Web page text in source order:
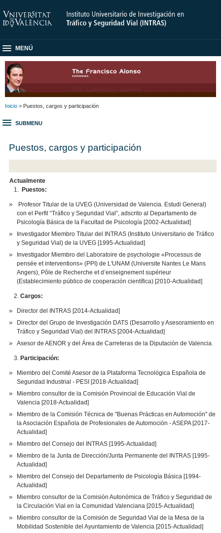
MENÚ
Inicio > Puestos, cargos y participación
SUBMENU
Puestos, cargos y participación
Actualmente
Puestos:
Profesor Titular de la UVEG (Universidad de Valencia. Estudi General)
con el Perfil “Tráfico y Seguridad Vial”, adscrito al Departamento de
Psicología Básica de la Facultad de Psicología [2002-Actualidad]
Investigador Miembro Titular del INTRAS (Instituto Universitario de Tráfico
y Seguridad Vial) de la UVEG [1995-Actualidad]
Investigador Miembro del Laboratoire de psychologie «Processus de
pensée et interventions» (PPI) de L'UNAM (Universite Nantes Le Mans
Angers), Pôle de Recherche et d’enseignement supérieur
(Establecimiento público de cooperación científica) [2010-Actualidad]
Cargos:
Director del INTRAS [2014-Actualidad]
Director del Grupo de Investigación DATS (Desarrollo y Asesoramiento en
Tráfico y Seguridad Vial) del INTRAS [2004-Actualidad]
Asesor de AENOR y del Área de Carreteras de la Diputación de Valencia.
Participación:
Miembro del Comité Asesor de la Plataforma Tecnológica Española de
Seguridad Industrial - PESI [2018-Actualidad]
Miembro consultor de la Comisión Provincial de Educación Vial de
Valencia [2018-Actualidad]
Miembro de la Comisión Técnica de "Buenas Prácticas en Automoción" de
la Asociación Española de Profesionales de Automoción - ASEPA [2017-
Actualidad]
Miembro del Consejo del INTRAS [1995-Actualidad]
Miembro de la Junta de Dirección/Junta Permanente del INTRAS [1995-
Actualidad]
Miembro del Consejo del Departamento de Psicología Básica [1994-
Actualidad]
Miembro consultor de la Comisión Autonómica de Tráfico y Seguridad de
la Circulación Vial en la Comunidad Valenciana [2015-Actualidad]
Miembro consultor de la Comisión de Seguridad Vial de la Mesa de la
Mobilidad Sostenible del Ayuntamiento de Valencia [2015-Actualidad]